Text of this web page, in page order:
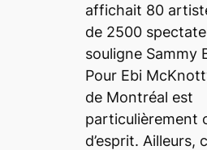
affichait 80
de 2500
souligne Sammy
Pour Ebi
de Montréal est
particulièrement
d’esprit. Ailleurs,